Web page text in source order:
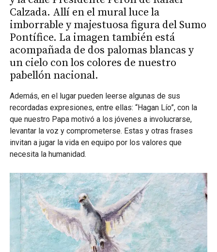
Calzada. Allí en el mural luce la
imborrable y majestuosa figura del Sumo
Pontífice. La imagen también está
acompañada de dos palomas blancas y
un cielo con los colores de nuestro
pabellón nacional.
Además, en el lugar pueden leerse algunas de sus
recordadas expresiones, entre ellas: “Hagan Lío”, con la
que nuestro Papa motivó a los jóvenes a involucrarse,
levantar la voz y comprometerse. Estas y otras frases
invitan a jugar la vida en equipo por los valores que
necesita la humanidad.